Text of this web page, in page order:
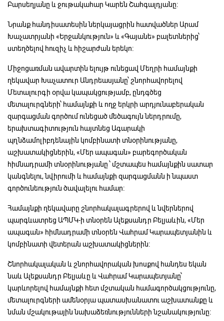
Բարսեղյանը և ջութակահար Կարեն Շահգալդյանը։
Նրանք հանդիսատեսին ներկայացրին հատվածներ Արամ
Խաչատրյանի «Երջանկություն» և «Գայանե» բալետներից՝
ստեղծելով հուզիչ և հիշարժան երեկո։
Միջոցառման ավարտին ելույթ ունեցավ Մեղրի համայնքի
ղեկավար Խաչատուր Անդրեասյանը՝ շնորհավորելով
Մետալուրգի օրվա կապակցությամբ, ընդգծեց
մետալուրգների՝ համայնքի և ողջ երկրի արդյունաբերական
զարգացման գործում ունեցած մեծագույն ներդրումը,
երախտագիտություն հայտնեց Ագարակի
պղնձամոլիբդենային կոմբինատի տնօրինությանը,
աշխատակիցներին, «Մեր ապագան» բարեգործական
հիմնադրամի տնօրինությանը ՝ մշտապես համայնքին սատար
կանգնելու, նվիրումի և համայնքի զարգացմանն ի նպաստ
գործունեություն ծավալելու համար։
Համայնքի ղեկավարը շնորհակալագրերով և նվերներով
պարգևատրեց ԱՊՄԿ-ի տնօրեն Ալեքսանդր Բելյաևին, «Մեր
ապագան» հիմնադրամի տնօրեն Վահրամ Կարապետյանին և
կոմբինատի վետերան աշխատակիցներին։
Շնորհակալական և շնորհավորական խոսքով հանդես եկան
նաև Ալեքսանդր Բելյաևը և Վահրամ Կարապետյանը՝
կարևորելով համայնքի հետ մշտական համագործակցությունը,
մետալուրգների ամենօրյա պատասխանատու աշխատանքը և
նման մշակութային նախաձեռնությունների նշանակությունը։